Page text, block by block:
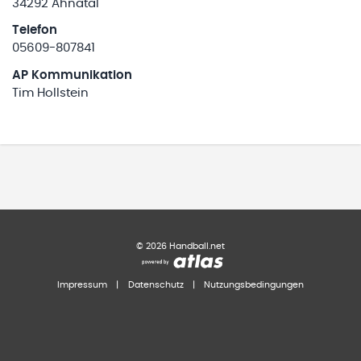
34292 Ahnatal
Telefon
05609-807841
AP Kommunikation
Tim Hollstein
© 2026 Handball.net
Impressum Datenschutz Nutzungsbedingungen